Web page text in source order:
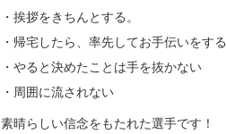
・挨拶をきちんとする。
・帰宅したら、率先してお手伝いをする
・やると決めたことは手を抜かない
・周囲に流されない
素晴らしい信念をもたれた選手です！